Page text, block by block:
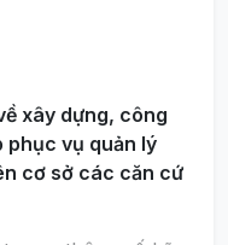
xây dựng, công
phục vụ quản lý
cơ sở các căn cứ